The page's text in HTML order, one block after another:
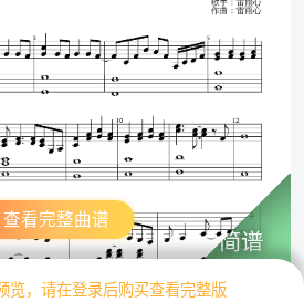
简谱
查看完整曲谱
览，请在登录后购买查看完整版